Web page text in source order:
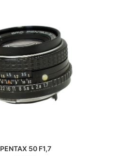
PENTAX 50 F1,7